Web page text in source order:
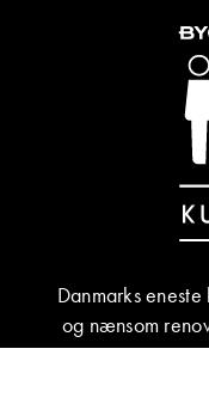
Danmarks
og nænsom